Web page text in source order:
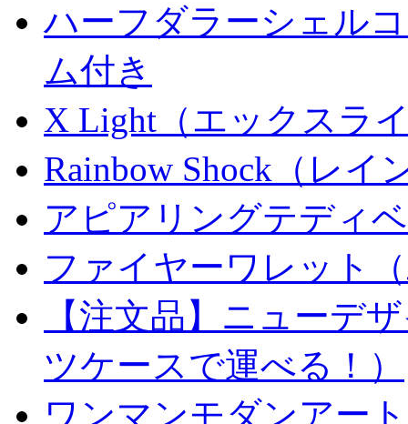
ハーフダラーシェル
ム付き
X Light（エックスラ
Rainbow Shock（レイ
アピアリングテディ
ファイヤーワレット
【注文品】ニューデ
ツケースで運べる！）
ワンマンモダンアート